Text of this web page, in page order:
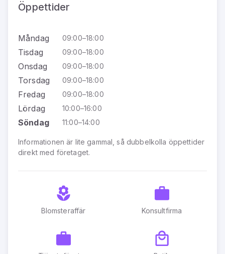
Öppettider
Måndag 09:00–18:00
Tisdag 09:00–18:00
Onsdag 09:00–18:00
Torsdag 09:00–18:00
Fredag 09:00–18:00
Lördag 10:00–16:00
Söndag 11:00–14:00
Informationen är lite gammal, så dubbelkolla öppettider
direkt med företaget.
Blomsteraffär Konsultfirma